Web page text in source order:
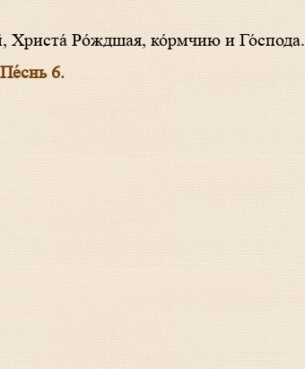
Ро́ждшая, ко́рмчию и Го́спода.
Пе́снь 6.